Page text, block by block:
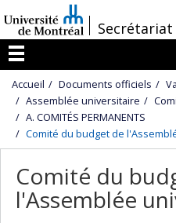
au
contenu
/
Menu
Accueil Documents officiels
Assemblée universitaire
A. COMITÉS PERMANENTS
Comité du budget de
Comité du
l'Assemblée